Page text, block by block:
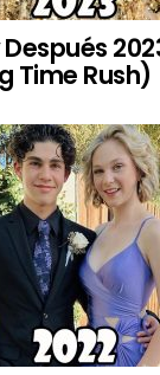
Time Rush)